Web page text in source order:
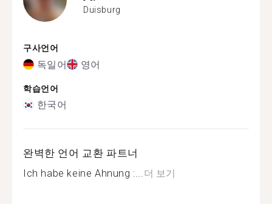
Duisburg
구사언어
독일어 영어
학습언어
한국어
완벽한 언어 교환 파트너
Ich habe keine Ahnung :...더 보기